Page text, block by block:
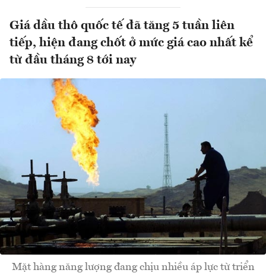
Giá dầu thô quốc tế đã tăng 5 tuần liên
tiếp, hiện đang chốt ở mức giá cao nhất kể
từ đầu tháng 8 tới nay
Mặt hàng năng lượng đang chịu nhiều áp lực từ triển